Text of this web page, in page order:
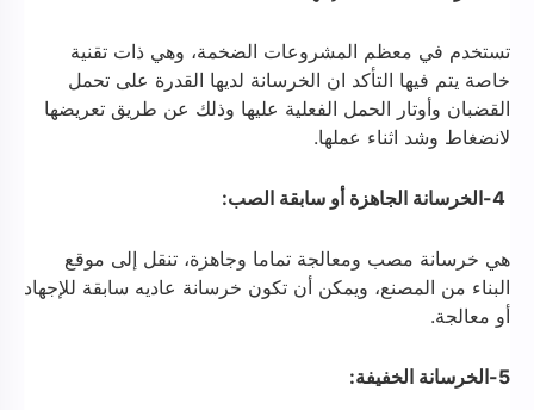
تستخدم في معظم المشروعات الضخمة، وهي ذات تقنية
خاصة يتم فيها التأكد ان الخرسانة لديها القدرة على تحمل
القضبان وأوتار الحمل الفعلية عليها وذلك عن طريق تعريضها
لانضغاط وشد اثناء عملها.
هي خرسانة مصب ومعالجة تماما وجاهزة، تنقل إلى موقع
البناء من المصنع، ويمكن أن تكون خرسانة عاديه سابقة للإجهاد
أو معالجة.
5-الخرسانة الخفيفة: